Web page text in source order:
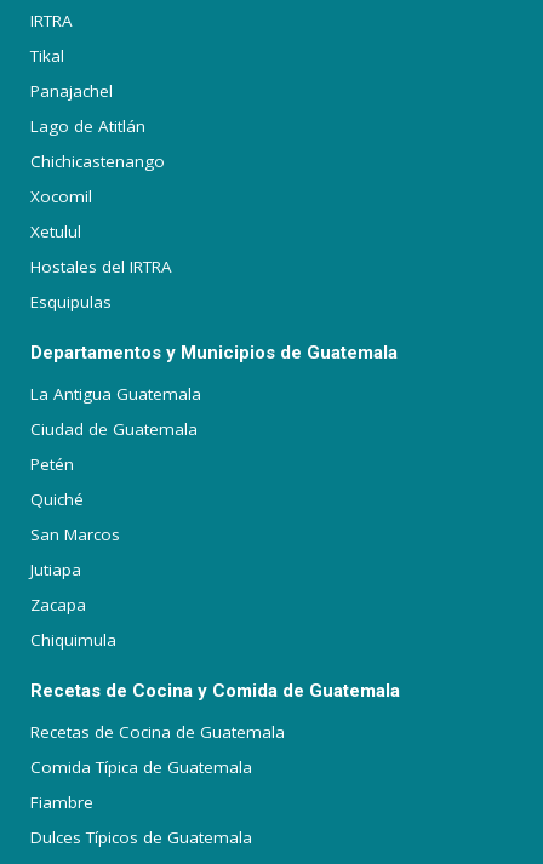
IRTRA
Tikal
Panajachel
Lago de Atitlán
Chichicastenango
Xocomil
Xetulul
Hostales del IRTRA
Esquipulas
Departamentos y Municipios de Guatemala
La Antigua Guatemala
Ciudad de Guatemala
Petén
Quiché
San Marcos
Jutiapa
Zacapa
Chiquimula
Recetas de Cocina y Comida de Guatemala
Recetas de Cocina de Guatemala
Comida Típica de Guatemala
Fiambre
Dulces Típicos de Guatemala